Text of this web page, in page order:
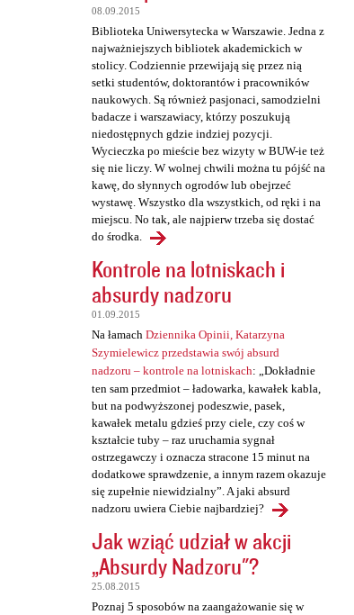
08.09.2015
Biblioteka Uniwersytecka w Warszawie. Jedna z
najważniejszych bibliotek akademickich w
stolicy. Codziennie przewijają się przez nią
setki studentów, doktorantów i pracowników
naukowych. Są również pasjonaci, samodzielni
badacze i warszawiacy, którzy poszukują
niedostępnych gdzie indziej pozycji.
Wycieczka po mieście bez wizyty w BUW-ie też
się nie liczy. W wolnej chwili można tu pójść na
kawę, do słynnych ogrodów lub obejrzeć
wystawę. Wszystko dla wszystkich, od ręki i na
miejscu. No tak, ale najpierw trzeba się dostać
do środka.
Kontrole na lotniskach i
absurdy nadzoru
01.09.2015
Na łamach Dziennika Opinii, Katarzyna
Szymielewicz przedstawia swój absurd
nadzoru – kontrole na lotniskach: „Dokładnie
ten sam przedmiot – ładowarka, kawałek kabla,
but na podwyższonej podeszwie, pasek,
kawałek metalu gdzieś przy ciele, czy coś w
kształcie tuby – raz uruchamia sygnał
ostrzegawczy i oznacza stracone 15 minut na
dodatkowe sprawdzenie, a innym razem okazuje
się zupełnie niewidzialny”. A jaki absurd
nadzoru uwiera Ciebie najbardziej?
Jak wziąć udział w akcji
„Absurdy Nadzoru"?
25.08.2015
Poznaj 5 sposobów na zaangażowanie się w